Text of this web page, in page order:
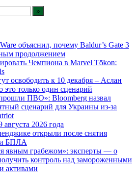
объяснил, почему Baldur’s Gate 3
продолжением
Чемпиона в Marvel Tōkon:
освободить к 10 декабря – Аслан
только один сценарий
ПВО»: Bloomberg назвал
сценарий для Украины из-за
2026 года
открыли после снятия
БПЛА
явным грабежом»: эксперты — о
контроль над замороженными
активами